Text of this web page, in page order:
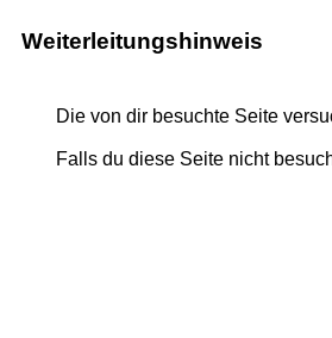
Weiterleitungshinweis
Die von dir besuchte Seite
Falls du diese Seite nicht